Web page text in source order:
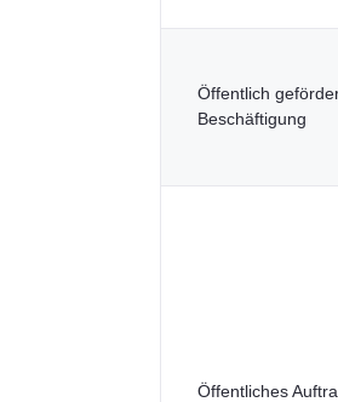
Öffentlich
Beschäftigung
Öffentliches